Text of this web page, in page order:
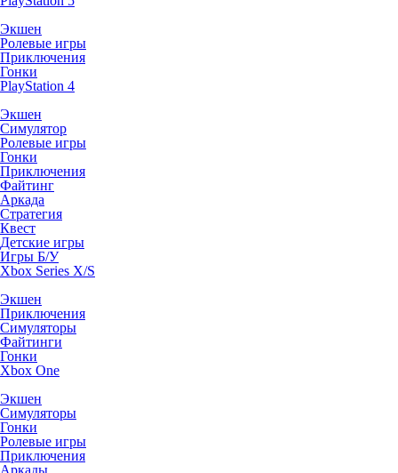
Экшен
Ролевые игры
Приключения
Гонки
PlayStation 4
Экшен
Симулятор
Ролевые игры
Гонки
Приключения
Файтинг
Аркада
Стратегия
Квест
Детские игры
Игры Б/У
Xbox Series X/S
Экшен
Приключения
Симуляторы
Файтинги
Гонки
Xbox One
Экшен
Симуляторы
Гонки
Ролевые игры
Приключения
Аркады